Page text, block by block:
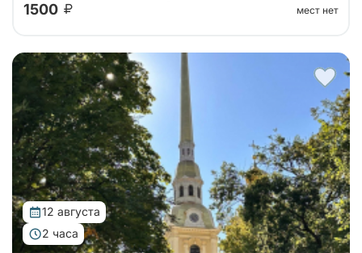
Тур от наших проверенных партнеров! Обзорная
экскурсия по городу с посещением территории
Петропавловской крепости!
1500
мест нет
12 августа
2 часа